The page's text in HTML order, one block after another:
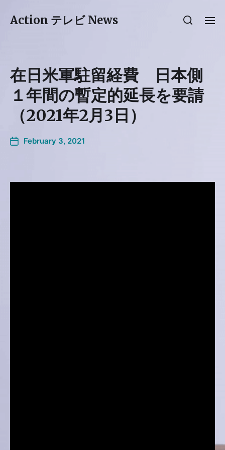
Action テレビ News
在日米軍駐留経費 日本側
１年間の暫定的延長を要請
（2021年2月3日）
February 3, 2021